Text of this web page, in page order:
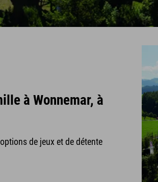
à Wonnemar, à
de jeux et de détente